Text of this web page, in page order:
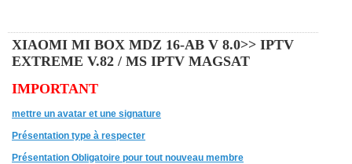
XIAOMI MI BOX MDZ 16-AB V 8.0>> IPTV
EXTREME V.82 / MS IPTV MAGSAT
IMPORTANT
mettre un avatar et une signature
Présentation type à respecter
Présentation Obligatoire pour tout nouveau membre